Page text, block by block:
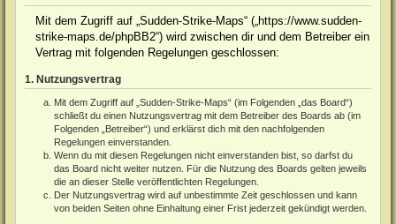
Mit dem Zugriff auf „Sudden-Strike-Maps“ („https://www.sudden-
strike-maps.de/phpBB2“) wird zwischen dir und dem Betreiber ein
Vertrag mit folgenden Regelungen geschlossen:
1. Nutzungsvertrag
Mit dem Zugriff auf „Sudden-Strike-Maps“ (im Folgenden „das Board“)
schließt du einen Nutzungsvertrag mit dem Betreiber des Boards ab (im
Folgenden „Betreiber“) und erklärst dich mit den nachfolgenden
Regelungen einverstanden.
Wenn du mit diesen Regelungen nicht einverstanden bist, so darfst du
das Board nicht weiter nutzen. Für die Nutzung des Boards gelten jeweils
die an dieser Stelle veröffentlichten Regelungen.
Der Nutzungsvertrag wird auf unbestimmte Zeit geschlossen und kann
von beiden Seiten ohne Einhaltung einer Frist jederzeit gekündigt werden.